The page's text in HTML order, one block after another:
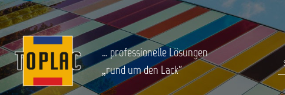
Zur Hauptnavigation springen
… professionelle Lösungen
„rund um den Lack“
Startseite LACKIERZUBEHÖR
HOT SPOT - SCHWEISSDRAHT PP